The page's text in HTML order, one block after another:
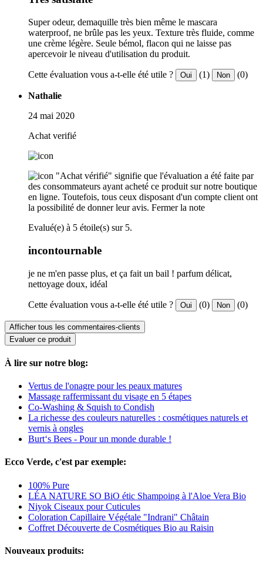
Super odeur, demaquille très bien même le mascara
waterproof, ne brûle pas les yeux. Texture très fluide, comme
une crème légère. Seule bémol, flacon qui ne laisse pas
apercevoir le niveau d'utilisation du produit.
Cette évaluation vous a-t-elle été utile ? Oui (1) Non (0)
Nathalie
24 mai 2020
Achat verifié
"Achat vérifié" signifie que l'évaluation a été faite par
des consommateurs ayant acheté ce produit sur notre boutique
en ligne. Toutefois, tous ceux disposant d'un compte client ont
la possibilité de donner leur avis. Fermer la note
Evalué(e) à 5 étoile(s) sur 5.
incontournable
je ne m'en passe plus, et ça fait un bail ! parfum délicat,
nettoyage doux, idéal
Cette évaluation vous a-t-elle été utile ? Oui (0) Non (0)
Afficher tous les commentaires-clients
Evaluer ce produit
À lire sur notre blog:
Vertus de l'onagre pour les peaux matures
Massage raffermissant du visage en 5 étapes
Co-Washing & Squish to Condish
La richesse des couleurs naturelles : cosmétiques naturels et
vernis à ongles
Burt‘s Bees - Pour un monde durable !
Ecco Verde, c'est par exemple:
100% Pure
LÉA NATURE SO BiO étic Shampoing à l'Aloe Vera Bio
Niyok Ciseaux pour Cuticules
Coloration Capillaire Végétale "Indrani" Châtain
Coffret Découverte de Cosmétiques Bio au Raisin
Nouveaux produits: